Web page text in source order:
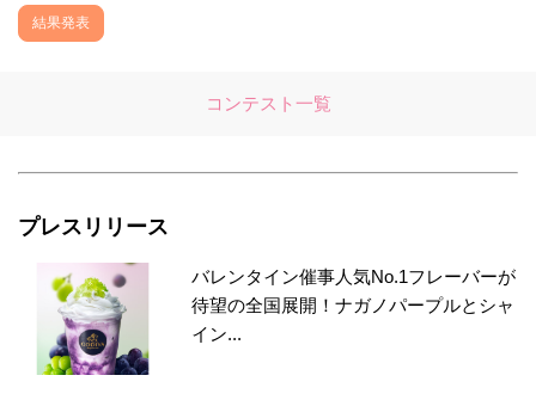
結果発表
コンテスト一覧
プレスリリース
バレンタイン催事人気No.1フレーバーが
待望の全国展開！ナガノパープルとシャ
イン...